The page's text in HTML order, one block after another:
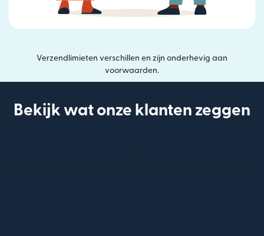
Verzendlimieten verschillen en zijn onderhevig aan
voorwaarden.
Bekijk wat onze klanten zeggen